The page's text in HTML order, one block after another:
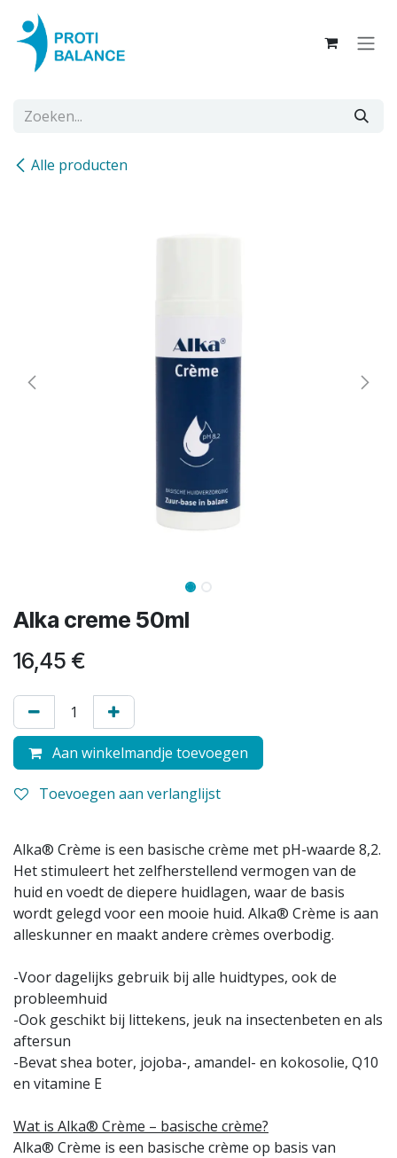
Overslaan naar inhoud
Alle producten
Alka creme 50ml
16,45 €
Aan winkelmandje toevoegen
Toevoegen aan verlanglijst
Alka® Crème is een basische crème met pH-waarde 8,2.
Het stimuleert het zelfherstellend vermogen van de
huid en voedt de diepere huidlagen, waar de basis
wordt gelegd voor een mooie huid. Alka® Crème is aan
alleskunner en maakt andere crèmes overbodig.
-Voor dagelijks gebruik bij alle huidtypes, ook de
probleemhuid
-Ook geschikt bij littekens, jeuk na insectenbeten en als
aftersun
-Bevat shea boter, jojoba-, amandel- en kokosolie, Q10
en vitamine E
Wat is Alka® Crème – basische crème?
Alka® Crème is een basische crème op basis van